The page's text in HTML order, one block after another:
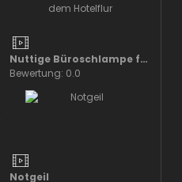
Nuttige Büroschlampe fremd zerfickt | Mitten auf dem Hotelflur
Bewertung: 0.0
Notgeil